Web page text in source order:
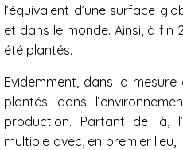
l’équivalent d’une surface
et dans le monde. Ainsi, à fin
été plantés.
Evidemment, dans la
plantés dans
production. Partant de là,
multiple avec, en premier